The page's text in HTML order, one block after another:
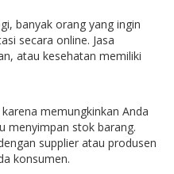
banyak orang yang ingin
secara online. Jasa
atau kesehatan memiliki
memungkinkan Anda
menyimpan stok barang.
supplier atau produsen
konsumen.